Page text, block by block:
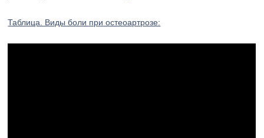
Таблица. Виды боли при остеоартрозе: